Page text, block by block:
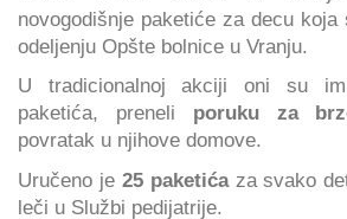
novogodišnje paketiće za decu koja
odeljenju Opšte bolnice u Vranju.
U tradicionalnoj akciji oni su
paketića, preneli poruku za
povratak u njihove domove.
Uručeno je25 paketićaza svako
leči u Službi pedijatrije.